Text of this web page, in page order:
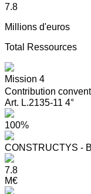
7.8
Millions d'euros
Total Ressources
Mission 4
Contribution
Art. L.2135-11 4°
100%
CONSTRUCTYS -
7.8
M€